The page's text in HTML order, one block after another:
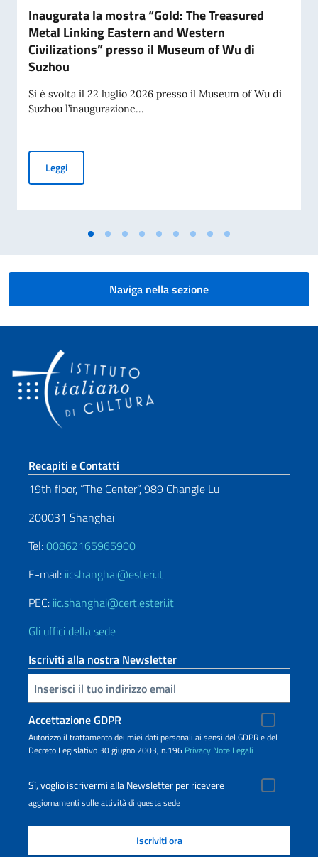
Inaugurata la mostra “Gold: The Treasured
Metal Linking Eastern and Western
Civilizations” presso il Museum of Wu di
Suzhou
Si è svolta il 22 luglio 2026 presso il Museum of Wu di
Suzhou l’inaugurazione...
LeggiInaugurata la mostra “Gold: The Treasured Metal Linking
Naviga nella sezione
Sezione footer
Recapiti e Contatti
19th floor, “The Center”, 989 Changle Lu
200031 Shanghai
Tel:00862165965900
E-mail: iicshanghai@esteri.it
PEC: iic.shanghai@cert.esteri.it
Gli uffici della sede
Iscriviti alla nostra Newsletter
Inserisci la tua email
Accettazione GDPR
Autorizzo il trattamento dei miei dati personali ai sensi del GDPR e del
Decreto Legislativo 30 giugno 2003, n.196 Privacy Note Legali
Sì, voglio iscrivermi alla Newsletter per ricevere
aggiornamenti sulle attività di questa sede